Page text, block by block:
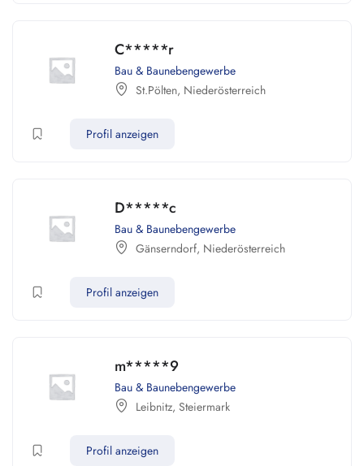
C*****r
Bau & Baunebengewerbe
St.Pölten, Niederösterreich
Profil anzeigen
D*****c
Bau & Baunebengewerbe
Gänserndorf, Niederösterreich
Profil anzeigen
m*****9
Bau & Baunebengewerbe
Leibnitz, Steiermark
Profil anzeigen